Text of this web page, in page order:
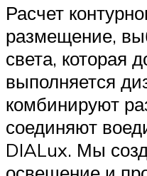
Расчет
размещение,
света, которая
выполняется
комбинируют
соединяют
DIALux. Мы